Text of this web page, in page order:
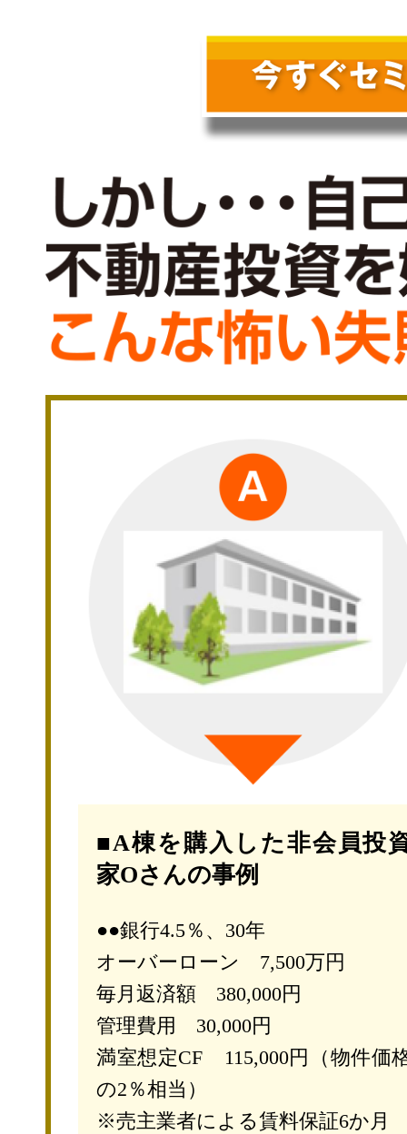
■A棟を購入した非会員投
家Oさんの事例
●●銀行4.5％、30年
オーバーローン 7,500万円
毎月返済額 380,000円
管理費用 30,000円
満室想定CF 115,000円（物件価
の2％相当）
※売主業者による賃料保証6か月